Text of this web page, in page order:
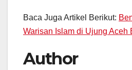
Baca Juga Artikel Berikut:
Warisan Islam di Ujung Aceh
Author